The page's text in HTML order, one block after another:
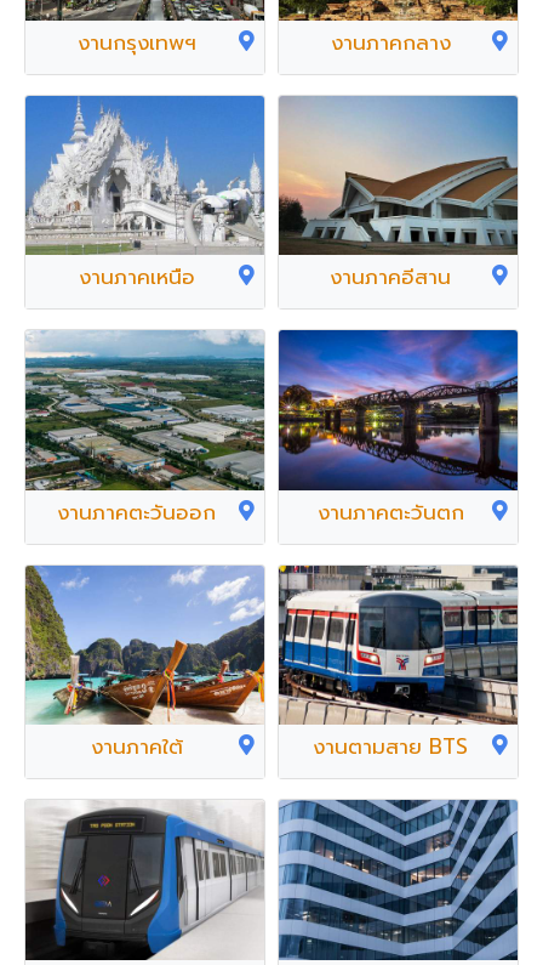
งานกรุงเทพฯ งานภาคกลาง
งานภาคเหนือ งานภาคอีสาน
งานภาคตะวันออก งานภาคตะวันตก
งานภาคใต้ งานตามสาย BTS